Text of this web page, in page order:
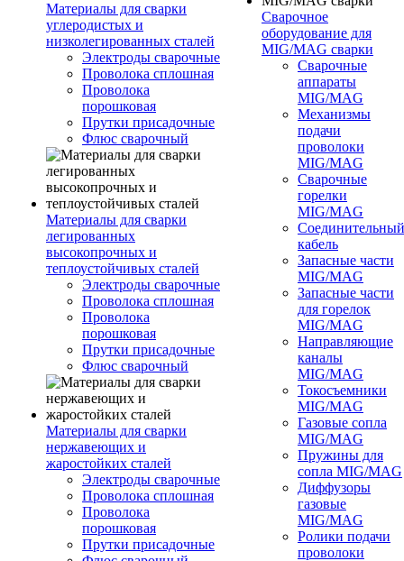
Материалы для сварки
углеродистых и
низколегированных сталей
Электроды сварочные
Проволока сплошная
Проволока
порошковая
Прутки присадочные
Флюс сварочный
Материалы для сварки
легированных
высокопрочных и
теплоустойчивых сталей
Электроды сварочные
Проволока сплошная
Проволока
порошковая
Прутки присадочные
Флюс сварочный
Материалы для сварки
нержавеющих и
жаростойких сталей
Электроды сварочные
Проволока сплошная
Проволока
порошковая
Прутки присадочные
Сварочное
оборудование для
MIG/MAG сварки
Сварочные
аппараты
MIG/MAG
Механизмы
подачи
проволоки
MIG/MAG
Сварочные
горелки
MIG/MAG
Соединительный
кабель
Запасные части
MIG/MAG
Запасные части
для горелок
MIG/MAG
Направляющие
каналы
MIG/MAG
Токосъемники
MIG/MAG
Газовые сопла
MIG/MAG
Пружины для
сопла MIG/MAG
Диффузоры
газовые
MIG/MAG
Ролики подачи
проволоки